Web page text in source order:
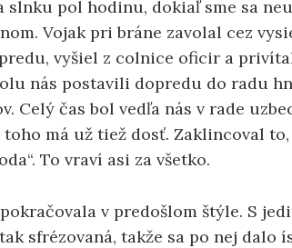
pol hodinu, dokiaľ sme sa
Vojak pri bráne zavolal cez
vyšiel z colnice oficir a
nás postavili dopredu do radu
Celý čas bol vedľa nás v rade
toho má už tiež dosť. Zaklincoval to,
To vraví asi za všetko.
v predošlom štýle. S
sfrézovaná, takže sa po nej dalo